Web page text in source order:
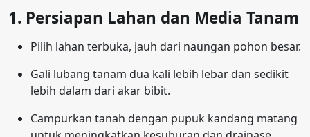
1. Persiapan Lahan dan Media Tanam
Pilih lahan terbuka, jauh dari naungan pohon besar.
Gali lubang tanam dua kali lebih lebar dan sedikit
lebih dalam dari akar bibit.
Campurkan tanah dengan pupuk kandang matang